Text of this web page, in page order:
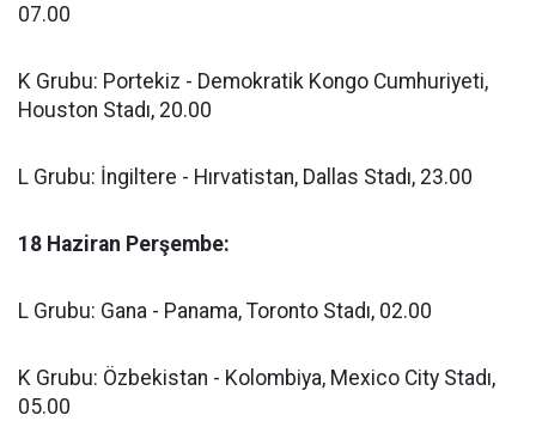
07.00
K Grubu: Portekiz - Demokratik Kongo Cumhuriyeti,
Houston Stadı, 20.00
L Grubu: İngiltere - Hırvatistan, Dallas Stadı, 23.00
18 Haziran Perşembe:
L Grubu: Gana - Panama, Toronto Stadı, 02.00
K Grubu: Özbekistan - Kolombiya, Mexico City Stadı,
05.00